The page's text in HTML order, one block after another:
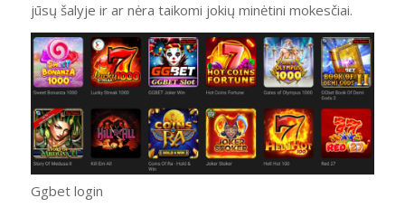
jūsų šalyje ir ar nėra taikomi jokių minėtini mokesčiai.
Ggbet login